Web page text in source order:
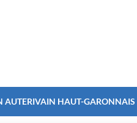
AUTERIVAIN HAUT-GARONNAIS